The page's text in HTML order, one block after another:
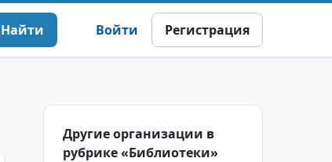
Найти Войти Регистрация
Другие организации в
рубрике «Библиотеки»